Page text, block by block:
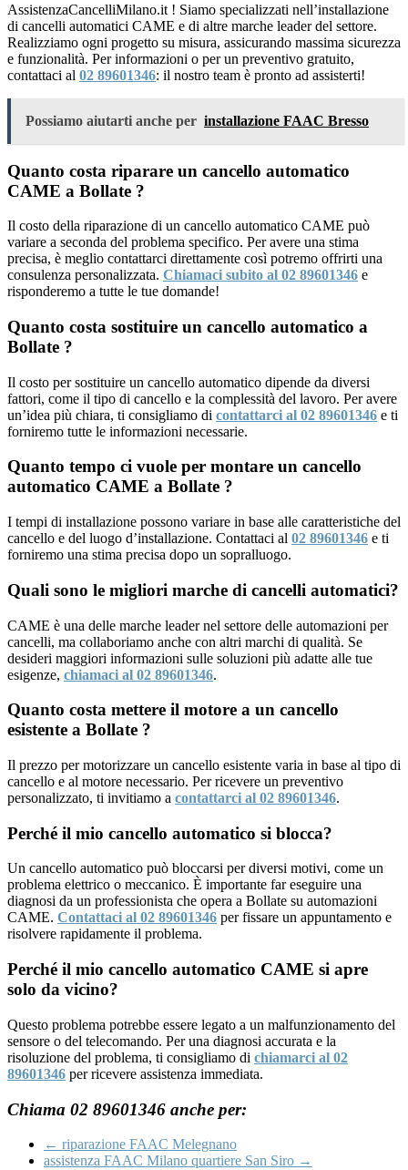
AssistenzaCancelliMilano.it ! Siamo specializzati nell’installazione
di cancelli automatici CAME e di altre marche leader del settore.
Realizziamo ogni progetto su misura, assicurando massima sicurezza
e funzionalità. Per informazioni o per un preventivo gratuito,
contattaci al 02 89601346: il nostro team è pronto ad assisterti!
Possiamo aiutarti anche per installazione FAAC Bresso
Quanto costa riparare un cancello automatico
CAME a Bollate ?
Il costo della riparazione di un cancello automatico CAME può
variare a seconda del problema specifico. Per avere una stima
precisa, è meglio contattarci direttamente così potremo offrirti una
consulenza personalizzata. Chiamaci subito al 02 89601346 e
risponderemo a tutte le tue domande!
Quanto costa sostituire un cancello automatico a
Bollate ?
Il costo per sostituire un cancello automatico dipende da diversi
fattori, come il tipo di cancello e la complessità del lavoro. Per avere
un’idea più chiara, ti consigliamo di contattarci al 02 89601346 e ti
forniremo tutte le informazioni necessarie.
Quanto tempo ci vuole per montare un cancello
automatico CAME a Bollate ?
I tempi di installazione possono variare in base alle caratteristiche del
cancello e del luogo d’installazione. Contattaci al 02 89601346 e ti
forniremo una stima precisa dopo un sopralluogo.
Quali sono le migliori marche di cancelli automatici?
CAME è una delle marche leader nel settore delle automazioni per
cancelli, ma collaboriamo anche con altri marchi di qualità. Se
desideri maggiori informazioni sulle soluzioni più adatte alle tue
esigenze, chiamaci al 02 89601346.
Quanto costa mettere il motore a un cancello
esistente a Bollate ?
Il prezzo per motorizzare un cancello esistente varia in base al tipo di
cancello e al motore necessario. Per ricevere un preventivo
personalizzato, ti invitiamo a contattarci al 02 89601346.
Perché il mio cancello automatico si blocca?
Un cancello automatico può bloccarsi per diversi motivi, come un
problema elettrico o meccanico. È importante far eseguire una
diagnosi da un professionista che opera a Bollate su automazioni
CAME. Contattaci al 02 89601346 per fissare un appuntamento e
risolvere rapidamente il problema.
Perché il mio cancello automatico CAME si apre
solo da vicino?
Questo problema potrebbe essere legato a un malfunzionamento del
sensore o del telecomando. Per una diagnosi accurata e la
risoluzione del problema, ti consigliamo di chiamarci al 02
89601346 per ricevere assistenza immediata.
Chiama 02 89601346 anche per:
← riparazione FAAC Melegnano
assistenza FAAC Milano quartiere San Siro →